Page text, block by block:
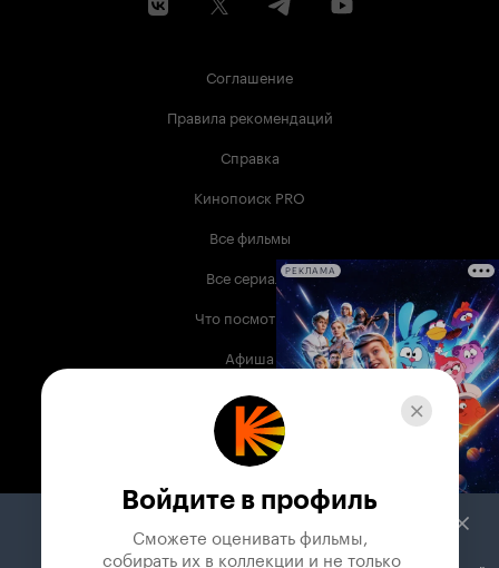
Соглашение
Правила рекомендаций
Справка
Кинопоиск PRO
Все фильмы
Все сериалы
Что посмотреть
Афиша
Музыка
Телепрограмма
Служба поддержки
РЕКЛАМА
Войдите в профиль
Сможете оценивать фильмы,
собирать их в коллекции и не только